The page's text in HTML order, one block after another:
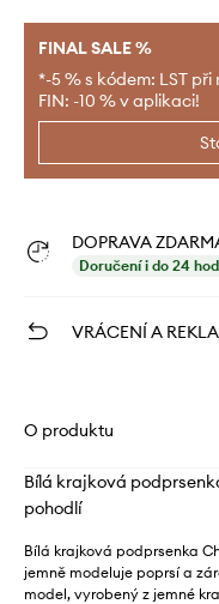
FINAL SALE %
*-5 % s kódem: LST
FIN: -10 % v aplikaci!
DOPRAVA
Doručení i do 24
VRÁCENÍ A
O produktu
Bílá krajková
pohodlí
Bílá krajková podprsenka
jemně modeluje poprsí a
model, vyrobený z jemné